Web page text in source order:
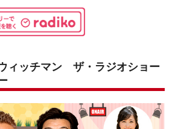
ィッチマン ザ・ラジオショー